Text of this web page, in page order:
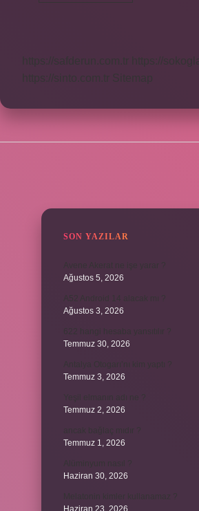
Ve
https://safderun.com.tr
https://
https://sinto.com.tr
Sitemap
SON YAZILAR
Ağustos 5, 2026
Ağustos 3, 2026
Temmuz 30, 2026
Temmuz 3, 2026
Temmuz 2, 2026
Temmuz 1, 2026
Haziran 30, 2026
Haziran 23, 2026